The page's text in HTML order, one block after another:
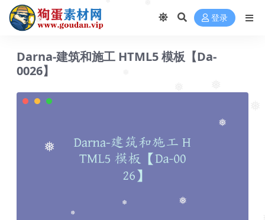
❅
❅
❅
登录
Darna-建筑和施工 HTML5 模板【Da-
0026】